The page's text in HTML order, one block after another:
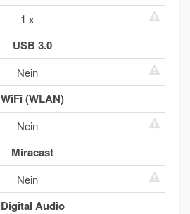
1 x
USB 3.0
Nein
WiFi (WLAN)
Nein
Miracast
Nein
Digital Audio